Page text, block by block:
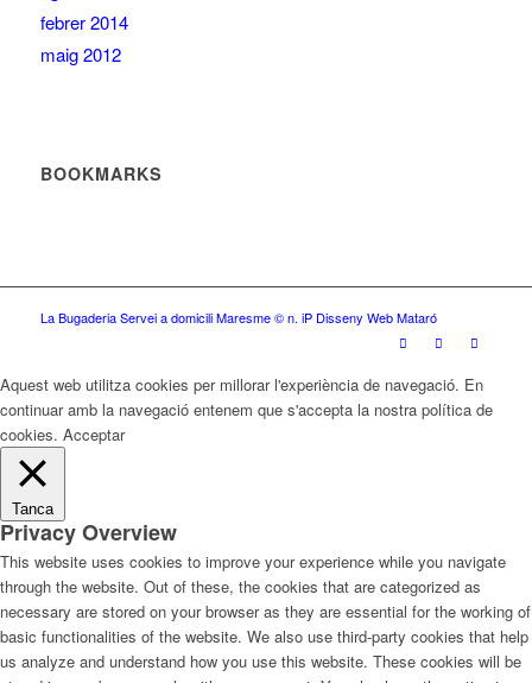
febrer 2014
maig 2012
BOOKMARKS
La Bugaderia Servei a domicili Maresme© n. iP Disseny Web Mataró
Aquest web utilitza cookies per millorar l'experiència de navegació. En
continuar amb la navegació entenem que s'accepta la nostra política de
cookies. Acceptar
Tanca
Privacy Overview
This website uses cookies to improve your experience while you navigate
through the website. Out of these, the cookies that are categorized as
necessary are stored on your browser as they are essential for the working of
basic functionalities of the website. We also use third-party cookies that help
us analyze and understand how you use this website. These cookies will be